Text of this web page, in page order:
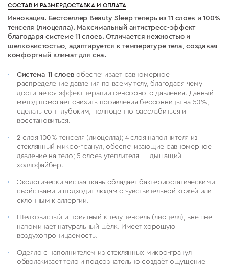
Инновация. Бестселлер Beauty Sleep теперь из 11 слоев и 100%
тенселя (лиоцелла). Максимальный антистресс-эффект
благодаря системе 11 слоев. Отличается нежностью и
шелковистостью, адаптируется к температуре тела, создавая
комфортный климат для сна.
Система 11 слоевобеспечивает равномерное
распределение давления по всему телу, благодаря чему
достигается эффект терапии сенсорного давления. Данный
метод помогает снизить проявления бессонницы на 50%,
сделать сон глубоким, полноценно расслабиться и
восстановиться.
2 слоя 100% тенселя (лиоцелла); 4 слоя наполнителя из
стеклянный микро-гранул, обеспечивающие равномерное
давление на тело; 5 слоев утеплителя — дышащий
холлофайбер.
Экологически чистая ткань обладает бактериостатическими
свойствами и подходит людям с чувствительной кожей или
склонным к аллергии.
Шелковистый и приятный к телу тенсель (лиоцелл), внешне
напоминает натуральный шёлк. Имеет хорошую
воздухопроницаемость.
Одеяло с наполнителем из стеклянных микро-гранул
обволакивает тело и подсознательно создаёт ощущение
СОСТАВ И РАЗМЕРДОСТАВКА И ОПЛАТА